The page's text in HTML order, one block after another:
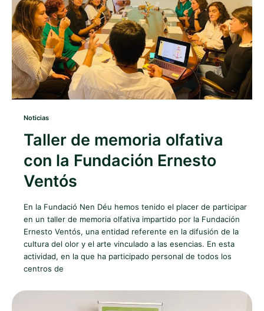
Noticias
Taller de memoria olfativa
con la Fundación Ernesto
Ventós
En la Fundació Nen Déu hemos tenido el placer de participar
en un taller de memoria olfativa impartido por la Fundación
Ernesto Ventós, una entidad referente en la difusión de la
cultura del olor y el arte vinculado a las esencias. En esta
actividad, en la que ha participado personal de todos los
centros de